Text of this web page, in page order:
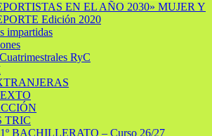
EN EL AÑO 2030» MUJER Y
Edición 2020
impartidas
RyC
TRIC
BACHILLERATO – Curso 26/27